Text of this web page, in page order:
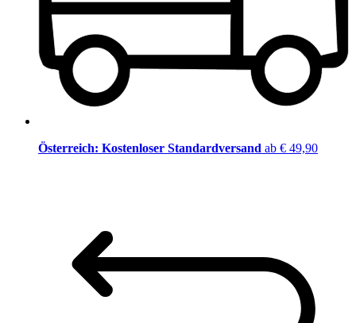
Österreich: Kostenloser Standardversand ab € 49,90